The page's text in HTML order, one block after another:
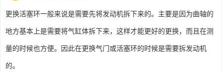
更换活塞环一般来说是需要先将发动机拆下来的。主要是因为曲轴的
地方基本上是需要将气缸体拆下来，这样才能更好的更换，而且在测
量的时候也方便。因此在更换气门或活塞环的时候是需要拆发动机
的。